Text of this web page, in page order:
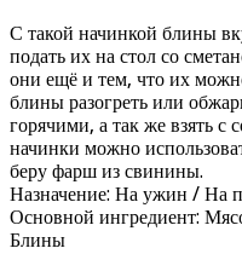
С такой начинкой блины
подать их на стол со
они ещё и тем, что их
блины разогреть или
горячими, а так же взять с
начинки можно
беру фарш из свинины.
Назначение: На ужин / На
Основной ингредиент:
Блины